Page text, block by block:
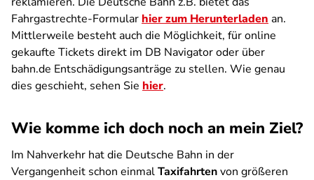
Fahrgastrechte-Formular hier zum Herunterladen an.
Mittlerweile besteht auch die Möglichkeit, für online
gekaufte Tickets direkt im DB Navigator oder über
bahn.de Entschädigungsanträge zu stellen. Wie genau
dies geschieht, sehen Sie hier.
Wie komme ich doch noch an mein Ziel?
Im Nahverkehr hat die Deutsche Bahn in der
Vergangenheit schon einmalTaxifahrtenvon größeren